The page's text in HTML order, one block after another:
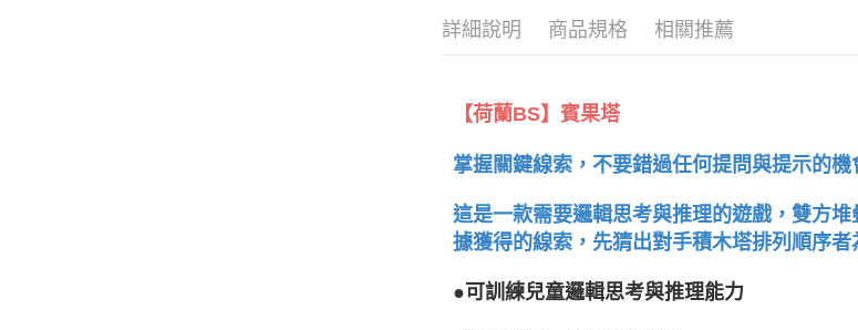
詳細說明 商品規格 相關推薦
【荷蘭BS】賓果塔
掌握關鍵線索，不要錯過任何提問與提示的機
這是一款需要邏輯思考與推理的遊戲，雙方
據獲得的線索，先猜出對手積木塔排列順序者
●可訓練兒童邏輯思考與推理能力